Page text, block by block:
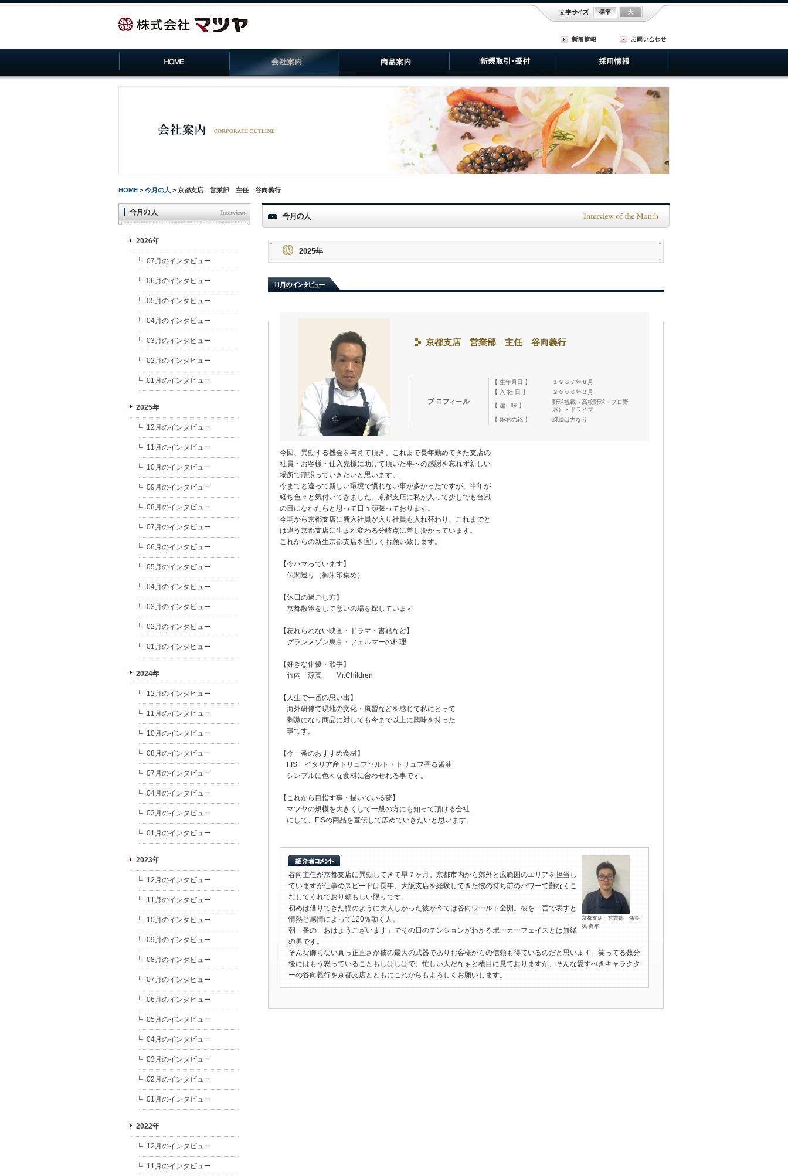
HOME > 今月の人 > 京都支店 営業部 主任 谷向義行
2025年
京都支店 営業部 主任 谷向義行
【 生年月日 】
１９８７年８月
【 入 社 日 】
２００６年３月
【 趣 味 】
野球観戦（高校野球・プロ野
球）・ドライブ
【 座右の銘 】
継続は力なり
今回、異動する機会を与えて頂き、これまで長年勤めてきた支店の
社員・お客様・仕入先様に助けて頂いた事への感謝を忘れず新しい
場所で頑張っていきたいと思います。
今までと違って新しい環境で慣れない事が多かったですが、半年が
経ち色々と気付いてきました。京都支店に私が入って少しでも台風
の目になれたらと思って日々頑張っております。
今期から京都支店に新入社員が入り社員も入れ替わり、これまでと
は違う京都支店に生まれ変わる分岐点に差し掛かっています。
これからの新生京都支店を宜しくお願い致します。
【今ハマっています】
仏閣巡り（御朱印集め）
【休日の過ごし方】
京都散策をして憩いの場を探しています
【忘れられない映画・ドラマ・書籍など】
グランメゾン東京・フェルマーの料理
【好きな俳優・歌手】
竹内 涼真 Mr.Children
【人生で一番の思い出】
海外研修で現地の文化・風習などを感じて私にとって
刺激になり商品に対しても今まで以上に興味を持った
事です。
【今一番のおすすめ食材】
FIS イタリア産トリュフソルト・トリュフ香る醤油
シンプルに色々な食材に合わせれる事です。
【これから目指す事・描いている夢】
マツヤの規模を大きくして一般の方にも知って頂ける会社
にして、FISの商品を宣伝して広めていきたいと思います。
京都支店 営業部 係長
鴞 良平
谷向主任が京都支店に異動してきて早７ヶ月。京都市内から郊外と広範囲のエリアを担当し
ていますが仕事のスピードは長年、大阪支店を経験してきた彼の持ち前のパワーで難なくこ
なしてくれており頼もしい限りです。
初めは借りてきた猫のように大人しかった彼が今では谷向ワールド全開。彼を一言で表すと
情熱と感情によって120％動く人。
朝一番の「おはようございます」でその日のテンションがわかるポーカーフェイスとは無縁
の男です。
そんな飾らない真っ正直さが彼の最大の武器でありお客様からの信頼も得ているのだと思います。笑ってる数分
後にはもう怒っていることもしばしばで、忙しい人だなぁと横目に見ておりますが、そんな愛すべきキャラクタ
ーの谷向義行を京都支店とともにこれからもよろしくお願いします。
2026年
07月のインタビュー
06月のインタビュー
05月のインタビュー
04月のインタビュー
03月のインタビュー
02月のインタビュー
01月のインタビュー
2025年
12月のインタビュー
11月のインタビュー
10月のインタビュー
09月のインタビュー
08月のインタビュー
07月のインタビュー
06月のインタビュー
05月のインタビュー
04月のインタビュー
03月のインタビュー
02月のインタビュー
01月のインタビュー
2024年
12月のインタビュー
11月のインタビュー
10月のインタビュー
08月のインタビュー
07月のインタビュー
04月のインタビュー
03月のインタビュー
01月のインタビュー
2023年
12月のインタビュー
11月のインタビュー
10月のインタビュー
09月のインタビュー
08月のインタビュー
07月のインタビュー
06月のインタビュー
05月のインタビュー
04月のインタビュー
03月のインタビュー
02月のインタビュー
01月のインタビュー
2022年
12月のインタビュー
11月のインタビュー